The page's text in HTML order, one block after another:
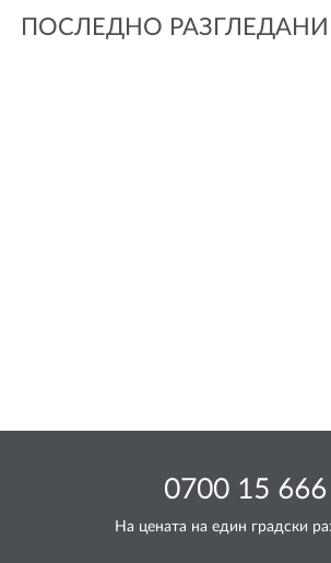
ПОСЛЕДНО
0700 15 666
На цената на един градски